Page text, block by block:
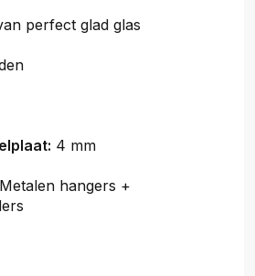
perfect glad glas
4 mm
Metalen hangers +